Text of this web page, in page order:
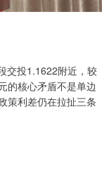
交投1.1622附近，较
的核心矛盾不是单边
策利差仍在拉扯三条